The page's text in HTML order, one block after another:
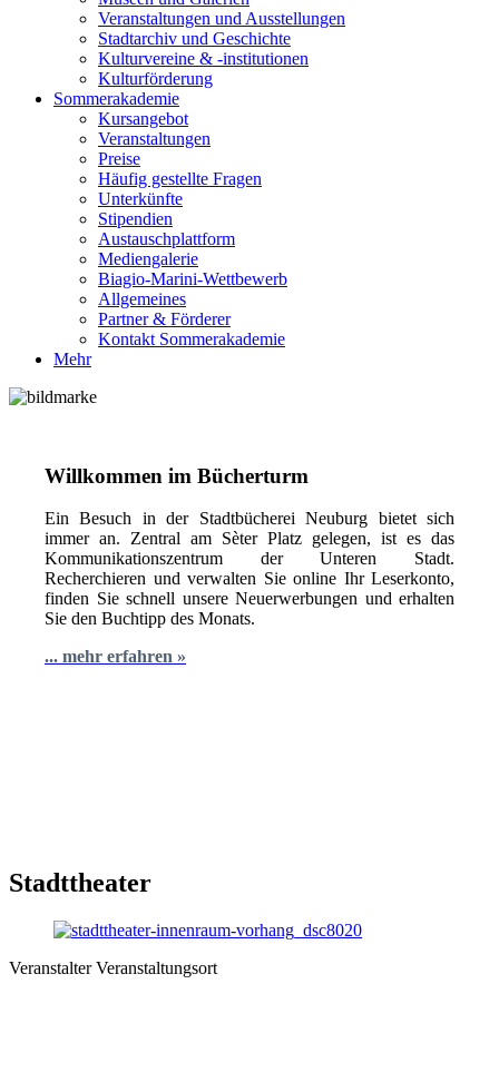
Veranstaltungen und Ausstellungen
Stadtarchiv und Geschichte
Kulturvereine & -institutionen
Kulturförderung
Sommerakademie
Kursangebot
Veranstaltungen
Preise
Häufig gestellte Fragen
Unterkünfte
Stipendien
Austauschplattform
Mediengalerie
Biagio-Marini-Wettbewerb
Allgemeines
Partner & Förderer
Kontakt Sommerakademie
Mehr
Willkommen im Bücherturm
Ein Besuch in der Stadtbücherei Neuburg bietet sich
immer an. Zentral am Sèter Platz gelegen, ist es das
Kommunikationszentrum der Unteren Stadt.
Recherchieren und verwalten Sie online Ihr Leserkonto,
finden Sie schnell unsere Neuerwerbungen und erhalten
Sie den Buchtipp des Monats.
... mehr erfahren »
Stadttheater
VeranstalterVeranstaltungsort